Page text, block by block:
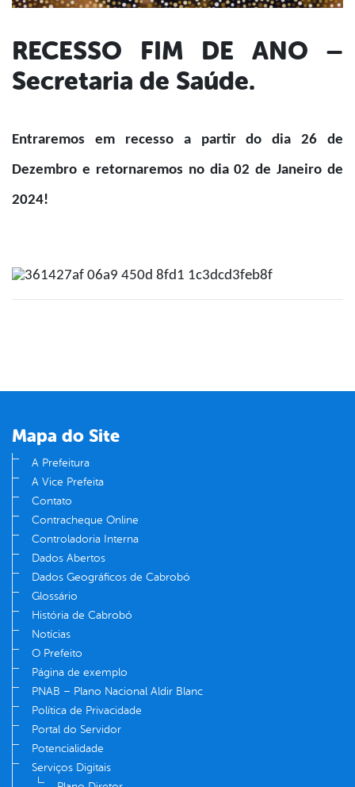
RECESSO FIM DE ANO –
Secretaria de Saúde.
Entraremos em recesso a partir do dia 26 de
Dezembro e retornaremos no dia 02 de Janeiro de
2024!
Mapa do Site
A Prefeitura
A Vice Prefeita
Contato
Contracheque Online
Controladoria Interna
Dados Abertos
Dados Geográficos de Cabrobó
Glossário
História de Cabrobó
Notícias
O Prefeito
Página de exemplo
PNAB – Plano Nacional Aldir Blanc
Política de Privacidade
Portal do Servidor
Potencialidade
Serviços Digitais